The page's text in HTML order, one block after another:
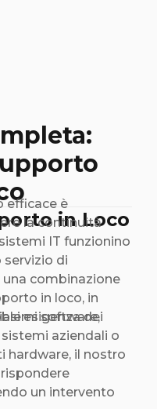
in Loco
efficace è
la continuità
IT funzionino
servizio di
combinazione
in loco, in
esigenza dei
software,
aziendali o
hardware, il nostro
un intervento